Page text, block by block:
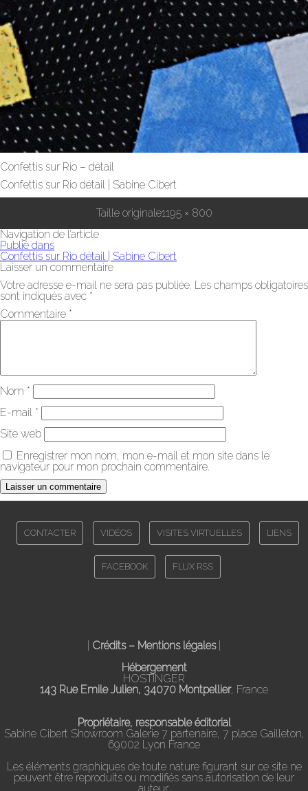
Confettis sur Rio – détail
Confettis sur Rio détail | Sabine Cibert
Taille originale1195 × 800
Navigation de l’article
Publié dans
Confettis sur Rio détail | Sabine Cibert
Laisser un commentaire
Votre adresse e-mail ne sera pas publiée. Les champs obligatoires
sont indiqués avec *
Commentaire *
Nom *
E-mail *
Site web
Enregistrer mon nom, mon e-mail et mon site dans le
navigateur pour mon prochain commentaire.
CONTACTER VIDÉOS VISITES VIRTUELLES LIENS
FACEBOOK FLUX RSS
Crédits – Mentions légales|
Hébergement
HOSTINGER
143 Rue Emile Julien, 34070 Montpellier, France
Propriétaire, responsable éditorial
Sabine Cibert Showroom Galerie 7 partenaire, 7 place Gailleton,
69002 Lyon France
Les éléments graphiques de toute nature figurant sur ce site ne
peuvent être reproduits ou modifiés sans autorisation de leur